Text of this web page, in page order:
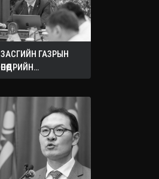
ЗАСГИЙН ГАЗРЫН
ӨНӨӨДРИЙН
ХУРАЛДААНААС
ШИЙДВЭРҮҮД